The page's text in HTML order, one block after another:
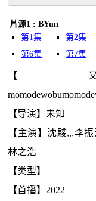
片源1 : BYun
第1集
第2集
第6集
第7集
【
【导演】未知
【主演】沈駿,,,李
林之浩
【类型】
【首播】2022